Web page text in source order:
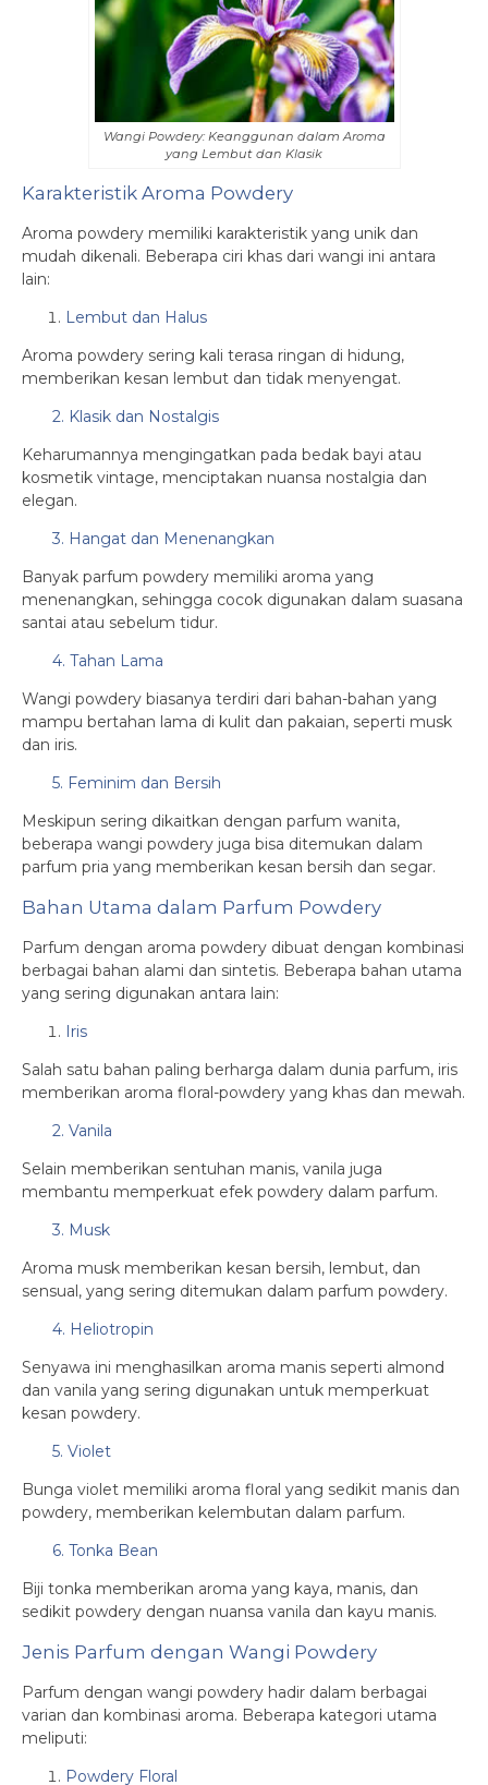
Wangi Powdery: Keanggunan dalam Aroma
yang Lembut dan Klasik
Karakteristik Aroma Powdery
Aroma powdery memiliki karakteristik yang unik dan
mudah dikenali. Beberapa ciri khas dari wangi ini antara
lain:
Lembut dan Halus
Aroma powdery sering kali terasa ringan di hidung,
memberikan kesan lembut dan tidak menyengat.
2. Klasik dan Nostalgis
Keharumannya mengingatkan pada bedak bayi atau
kosmetik vintage, menciptakan nuansa nostalgia dan
elegan.
3. Hangat dan Menenangkan
Banyak parfum powdery memiliki aroma yang
menenangkan, sehingga cocok digunakan dalam suasana
santai atau sebelum tidur.
4. Tahan Lama
Wangi powdery biasanya terdiri dari bahan-bahan yang
mampu bertahan lama di kulit dan pakaian, seperti musk
dan iris.
5. Feminim dan Bersih
Meskipun sering dikaitkan dengan parfum wanita,
beberapa wangi powdery juga bisa ditemukan dalam
parfum pria yang memberikan kesan bersih dan segar.
Bahan Utama dalam Parfum Powdery
Parfum dengan aroma powdery dibuat dengan kombinasi
berbagai bahan alami dan sintetis. Beberapa bahan utama
yang sering digunakan antara lain:
Iris
Salah satu bahan paling berharga dalam dunia parfum, iris
memberikan aroma floral-powdery yang khas dan mewah.
2. Vanila
Selain memberikan sentuhan manis, vanila juga
membantu memperkuat efek powdery dalam parfum.
3. Musk
Aroma musk memberikan kesan bersih, lembut, dan
sensual, yang sering ditemukan dalam parfum powdery.
4. Heliotropin
Senyawa ini menghasilkan aroma manis seperti almond
dan vanila yang sering digunakan untuk memperkuat
kesan powdery.
5. Violet
Bunga violet memiliki aroma floral yang sedikit manis dan
powdery, memberikan kelembutan dalam parfum.
6. Tonka Bean
Biji tonka memberikan aroma yang kaya, manis, dan
sedikit powdery dengan nuansa vanila dan kayu manis.
Jenis Parfum dengan Wangi Powdery
Parfum dengan wangi powdery hadir dalam berbagai
varian dan kombinasi aroma. Beberapa kategori utama
meliputi:
Powdery Floral